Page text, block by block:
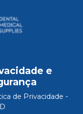
e
de Privacidade -